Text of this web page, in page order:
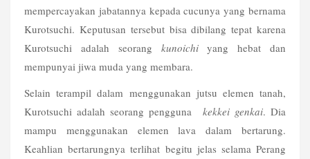
mempercayakan jabatannya kepada cucunya yang bernama
Kurotsuchi. Keputusan tersebut bisa dibilang tepat karena
Kurotsuchi adalah seorang kunoichi yang hebat dan
mempunyai jiwa muda yang membara.
Selain terampil dalam menggunakan jutsu elemen tanah,
Kurotsuchi adalah seorang pengguna kekkei genkai. Dia
mampu menggunakan elemen lava dalam bertarung.
Keahlian bertarungnya terlihat begitu jelas selama Perang